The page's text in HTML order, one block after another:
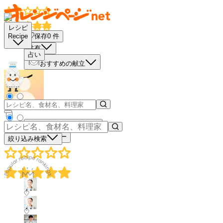
レシピ
Recipe
占い
絞り込み検索
保存0 件
共有
おすすめの献立
買い物リストに入れる
材料コピー